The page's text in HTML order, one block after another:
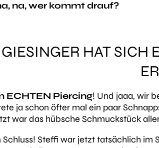
na, wer kommt drauf?
HAT
ECHTEN Piercing! Und jaaa, wir
ja schon öfter mal ein paar
war das hübsche Schmuckstück
Steffi war jetzt tatsächlich im